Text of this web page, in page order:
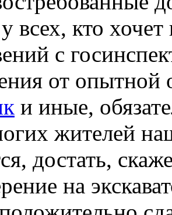
всех, кто хочет
с
от опытной
и иные,
жителей
достать,
на